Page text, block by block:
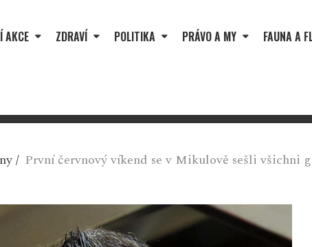
AKCE ZDRAVÍ POLITIKA PRÁVO A MY FAUNA A
/ První červnový víkend se v Mikulově sešli všichni